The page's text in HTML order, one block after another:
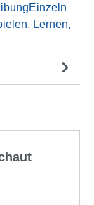
Lernen,